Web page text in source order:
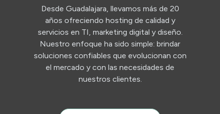
Desde Guadalajara, llevamos más de 20
años ofreciendo hosting de calidad y
servicios en TI, marketing digital y diseño.
Nuestro enfoque ha sido simple: brindar
soluciones confiables que evolucionan con
el mercado y con las necesidades de
nuestros clientes.